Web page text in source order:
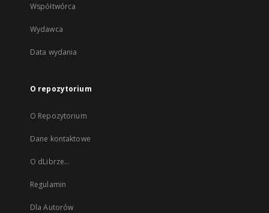
Współtwórca
Wydawca
Data wydania
O repozytorium
O Repozytorium
Dane kontaktowe
O dLibrze...
Regulamin
Dla Autorów